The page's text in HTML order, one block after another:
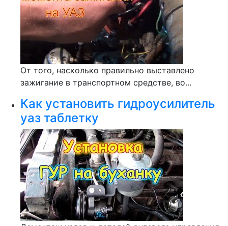
От того, насколько правильно выставлено
зажигание в транспортном средстве, во...
Как установить гидроусилитель
уаз таблетку